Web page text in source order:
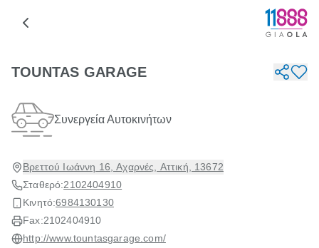
TOUNTAS GARAGE
Συνεργεία Αυτοκινήτων
Βρεττού Ιωάννη 16, Αχαρνές, Αττική, 13672
Σταθερό:2102404910
Κινητό:6984130130
Fax:2102404910
http://www.tountasgarage.com/